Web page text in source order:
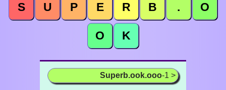
S U P E R B . O
O K
Superb.ook.ooo-1 >